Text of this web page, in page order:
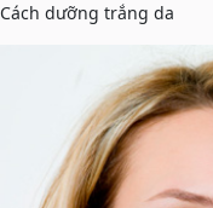
Cách dưỡng trắng da